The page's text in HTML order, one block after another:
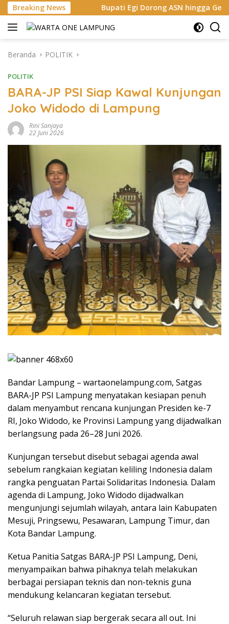
Langsung
ke
konten
Breaking NewsBupati Egi Dorong ASN hingga Generasi Muda
Beranda POLITIK
POLITIK
BARA-JP PSI Siap Kawal Kunjungan
Joko Widodo di Lampung
Rini Sanjaya
22 Juni 2026
Bandar Lampung – wartaonelampung.com, Satgas
BARA-JP PSI Lampung menyatakan kesiapan penuh
dalam menyambut rencana kunjungan Presiden ke-7
RI, Joko Widodo, ke Provinsi Lampung yang dijadwalkan
berlangsung pada 26–28 Juni 2026.
Kunjungan tersebut disebut sebagai agenda awal
sebelum rangkaian kegiatan keliling Indonesia dalam
rangka penguatan Partai Solidaritas Indonesia. Dalam
agenda di Lampung, Joko Widodo dijadwalkan
mengunjungi sejumlah wilayah, antara lain Kabupaten
Mesuji, Pringsewu, Pesawaran, Lampung Timur, dan
Kota Bandar Lampung.
Ketua Panitia Satgas BARA-JP PSI Lampung, Deni,
menyampaikan bahwa pihaknya telah melakukan
berbagai persiapan teknis dan non-teknis guna
mendukung kelancaran kegiatan tersebut.
“Seluruh relawan siap bergerak secara all out. Ini